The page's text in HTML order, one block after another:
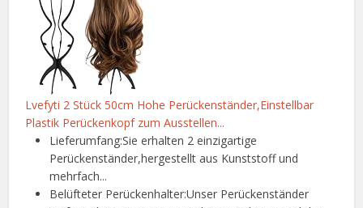
Lvefyti 2 Stück 50cm Hohe Perückenständer,Einstellbar
Plastik Perückenkopf zum Ausstellen...
Lieferumfang:Sie erhalten 2 einzigartige
Perückenständer,hergestellt aus Kunststoff und
mehrfach...
Belüfteter Perückenhalter:Unser Perückenständer